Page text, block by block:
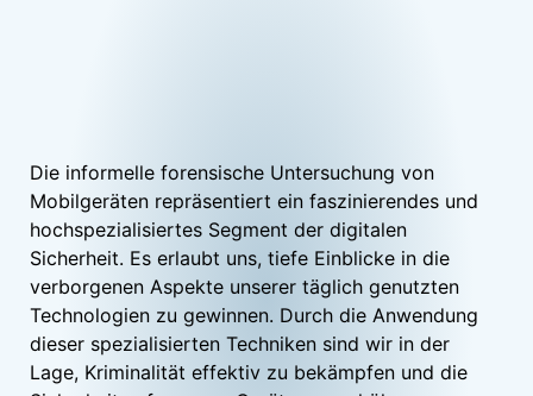
Die informelle forensische Untersuchung von
Mobilgeräten repräsentiert ein faszinierendes und
hochspezialisiertes Segment der digitalen
Sicherheit. Es erlaubt uns, tiefe Einblicke in die
verborgenen Aspekte unserer täglich genutzten
Technologien zu gewinnen. Durch die Anwendung
dieser spezialisierten Techniken sind wir in der
Lage, Kriminalität effektiv zu bekämpfen und die